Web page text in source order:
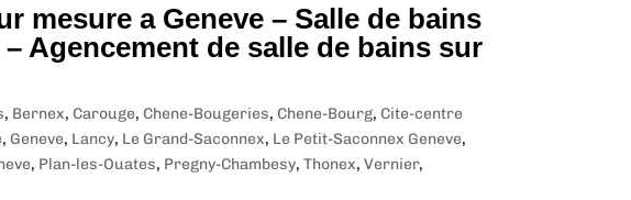
mesure a Geneve – Salle de bains
Agencement de salle de bains sur
, Bernex, Carouge, Chene-Bougeries, Chene-Bourg, Cite-centre
, Geneve, Lancy, Le Grand-Saconnex, Le Petit-Saconnex Geneve,
, Plan-les-Ouates, Pregny-Chambesy, Thonex, Vernier,